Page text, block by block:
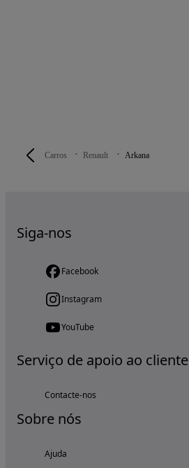
Carros Renault Arkana
Siga-nos
Facebook
Instagram
YouTube
Serviço de apoio ao cliente
Contacte-nos
Sobre nós
Ajuda